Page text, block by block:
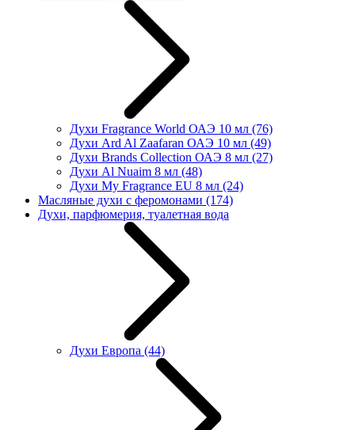
Духи Fragrance World ОАЭ 10 мл (76)
Духи Ard Al Zaafaran ОАЭ 10 мл (49)
Духи Brands Collection ОАЭ 8 мл (27)
Духи Al Nuaim 8 мл (48)
Духи My Fragrance EU 8 мл (24)
Масляные духи с феромонами (174)
Духи, парфюмерия, туалетная вода
Духи Европа (44)